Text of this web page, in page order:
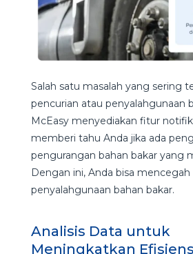
Salah satu masalah yang sering
pencurian atau penyalahgunaan
McEasy menyediakan fitur
memberi tahu Anda jika ada
pengurangan bahan bakar yang
Dengan ini, Anda bisa
penyalahgunaan bahan bakar.
Analisis Data untuk
Meningkatkan